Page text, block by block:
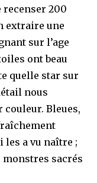
200
extraire une
sur l’age
ont beau
quelle star sur
nous
Bleues,
les a vu naître ;
monstres sacrés